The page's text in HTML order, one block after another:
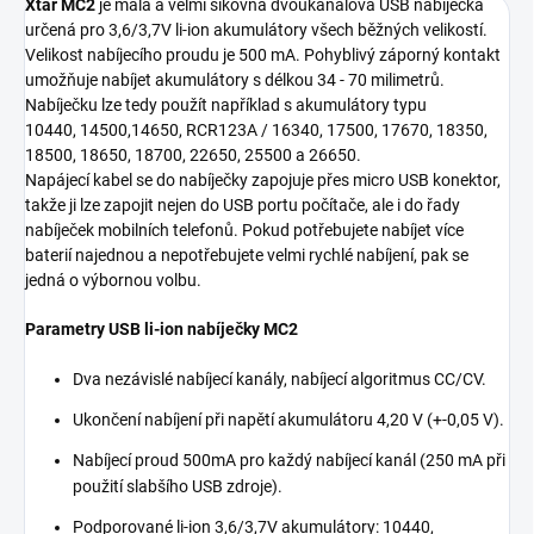
Xtar MC2 je malá a velmi šikovná dvoukanálová USB nabíječka
určená pro 3,6/3,7V li-ion akumulátory všech běžných velikostí.
Velikost nabíjecího proudu je 500 mA. Pohyblivý záporný kontakt
umožňuje nabíjet akumulátory s délkou 34 - 70 milimetrů.
Nabíječku lze tedy použít například s akumulátory typu
10440, 14500,14650, RCR123A / 16340, 17500, 17670, 18350,
18500, 18650, 18700, 22650, 25500 a 26650.
Napájecí kabel se do nabíječky zapojuje přes micro USB konektor,
takže ji lze zapojit nejen do USB portu počítače, ale i do řady
nabíječek mobilních telefonů. Pokud potřebujete nabíjet více
baterií najednou a nepotřebujete velmi rychlé nabíjení, pak se
jedná o výbornou volbu.
Parametry USB li-ion nabíječky MC2
Dva nezávislé nabíjecí kanály, nabíjecí algoritmus CC/CV.
Ukončení nabíjení při napětí akumulátoru 4,20 V (+-0,05 V).
Nabíjecí proud 500mA pro každý nabíjecí kanál (250 mA při
použití slabšího USB zdroje).
Podporované li-ion 3,6/3,7V akumulátory: 10440,